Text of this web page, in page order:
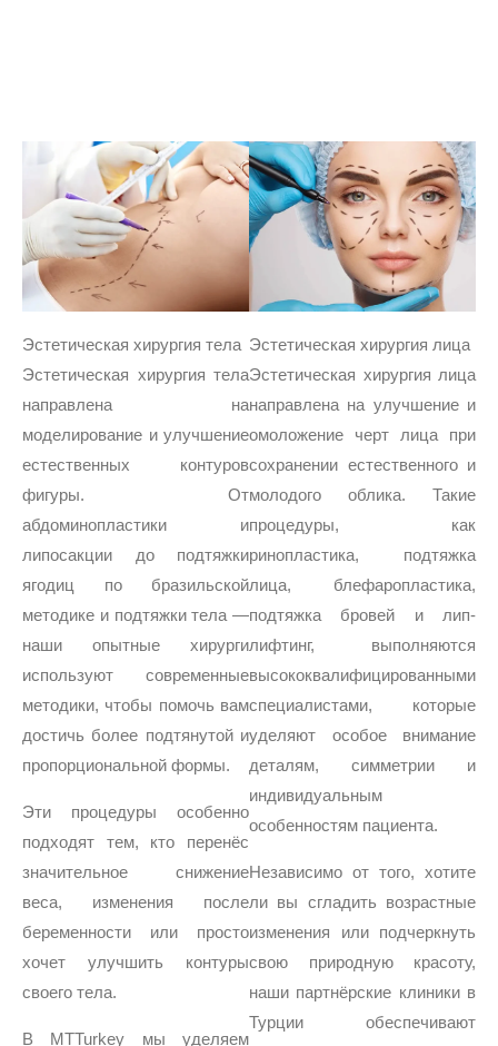
Эстетическая хирургия тела
Эстетическая хирургия тела
направлена на
моделирование и улучшение
естественных контуров
фигуры. От
абдоминопластики и
липосакции до подтяжки
ягодиц по бразильской
методике и подтяжки тела —
наши опытные хирурги
используют современные
методики, чтобы помочь вам
достичь более подтянутой и
пропорциональной формы.
Эти процедуры особенно
подходят тем, кто перенёс
значительное снижение
веса, изменения после
беременности или просто
хочет улучшить контуры
своего тела.
В MTTurkey мы уделяем
Эстетическая хирургия лица
Эстетическая хирургия лица
направлена на улучшение и
омоложение черт лица при
сохранении естественного и
молодого облика. Такие
процедуры, как
ринопластика, подтяжка
лица, блефаропластика,
подтяжка бровей и лип-
лифтинг, выполняются
высококвалифицированными
специалистами, которые
уделяют особое внимание
деталям, симметрии и
индивидуальным
особенностям пациента.
Независимо от того, хотите
ли вы сгладить возрастные
изменения или подчеркнуть
свою природную красоту,
наши партнёрские клиники в
Турции обеспечивают